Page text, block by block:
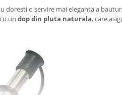
doresti o servire mai eleganta a
un dop din pluta naturala, care